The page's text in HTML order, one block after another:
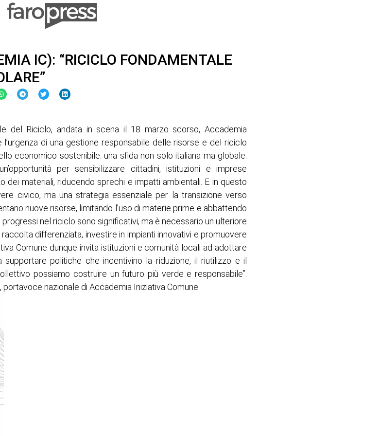
IC): “RICICLO FONDAMENTALE
del Riciclo, andata in scena il 18 marzo scorso, Accademia
di una gestione responsabile delle risorse e del riciclo
economico sostenibile: una sfida non solo italiana ma globale.
per sensibilizzare cittadini, istituzioni e imprese
dei materiali, riducendo sprechi e impatti ambientali. E in questo
civico, ma una strategia essenziale per la transizione verso
nuove risorse, limitando l’uso di materie prime e abbattendo
progressi nel riciclo sono significativi, ma è necessario un ulteriore
differenziata, investire in impianti innovativi e promuovere
Comune dunque invita istituzioni e comunità locali ad adottare
politiche che incentivino la riduzione, il riutilizzo e il
possiamo costruire un futuro più verde e responsabile”.
portavoce nazionale di Accademia Iniziativa Comune.